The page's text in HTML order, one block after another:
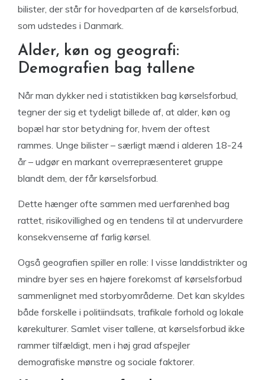
bilister, der står for hovedparten af de kørselsforbud,
som udstedes i Danmark.
Alder, køn og geografi:
Demografien bag tallene
Når man dykker ned i statistikken bag kørselsforbud,
tegner der sig et tydeligt billede af, at alder, køn og
bopæl har stor betydning for, hvem der oftest
rammes. Unge bilister – særligt mænd i alderen 18-24
år – udgør en markant overrepræsenteret gruppe
blandt dem, der får kørselsforbud.
Dette hænger ofte sammen med uerfarenhed bag
rattet, risikovillighed og en tendens til at undervurdere
konsekvenserne af farlig kørsel.
Også geografien spiller en rolle: I visse landdistrikter og
mindre byer ses en højere forekomst af kørselsforbud
sammenlignet med storbyområderne. Det kan skyldes
både forskelle i politiindsats, trafikale forhold og lokale
kørekulturer. Samlet viser tallene, at kørselsforbud ikke
rammer tilfældigt, men i høj grad afspejler
demografiske mønstre og sociale faktorer.